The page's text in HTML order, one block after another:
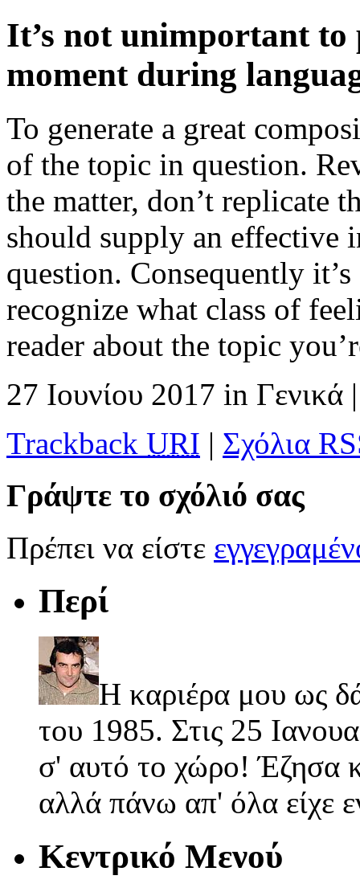
It’s not unimportant to
moment during
To generate a great
of the topic in question.
the matter, don’t replicate
should supply an effective
question. Consequently
recognize what class of
reader about the topic
27 Ιουνίου 2017 in Γενικά |
Trackback URI | Σχόλια
Γράψτε το σχόλιό σας
Πρέπει να είστε
Περί
Η καριέρα μου ως
του 1985. Στις 25
σ' αυτό το χώρο! Έζησα
αλλά πάνω απ' όλα είχε
Κεντρικό Μενού